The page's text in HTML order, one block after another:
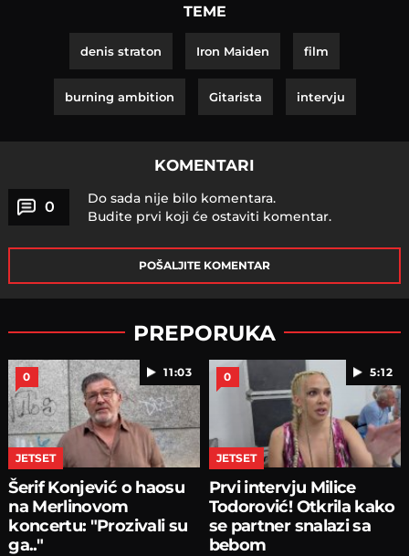
TEME
denis straton Iron Maiden film
burning ambition Gitarista intervju
KOMENTARI
0
Do sada nije bilo komentara.
Budite prvi koji će ostaviti komentar.
POŠALJITE KOMENTAR
PREPORUKA
11:03
0
JETSET
Šerif Konjević o haosu
na Merlinovom
koncertu: "Prozivali su
ga.."
5:12
0
JETSET
Prvi intervju Milice
Todorović! Otkrila kako
se partner snalazi sa
bebom